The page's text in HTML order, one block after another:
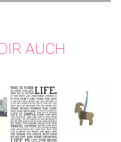
den Webshop-Handel von Mahler &
AUCH